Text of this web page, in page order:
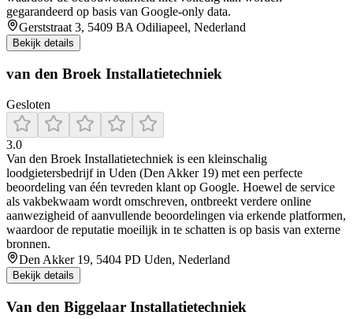
gegarandeerd op basis van Google-only data.
Gerststraat 3, 5409 BA Odiliapeel, Nederland
Bekijk details
van den Broek Installatietechniek
Gesloten
3.0
Van den Broek Installatietechniek is een kleinschalig
loodgietersbedrijf in Uden (Den Akker 19) met een perfecte
beoordeling van één tevreden klant op Google. Hoewel de service
als vakbekwaam wordt omschreven, ontbreekt verdere online
aanwezigheid of aanvullende beoordelingen via erkende platformen,
waardoor de reputatie moeilijk in te schatten is op basis van externe
bronnen.
Den Akker 19, 5404 PD Uden, Nederland
Bekijk details
Van den Biggelaar Installatietechniek